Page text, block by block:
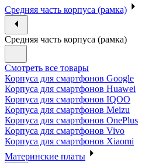
Средняя часть корпуса (рамка)
Средняя часть корпуса (рамка)
Смотреть все товары
Корпуса для смартфонов Google
Корпуса для смартфонов Huawei
Корпуса для смартфонов IQOO
Корпуса для смартфонов Meizu
Корпуса для смартфонов OnePlus
Корпуса для смартфонов Vivo
Корпуса для смартфонов Xiaomi
Материнские платы